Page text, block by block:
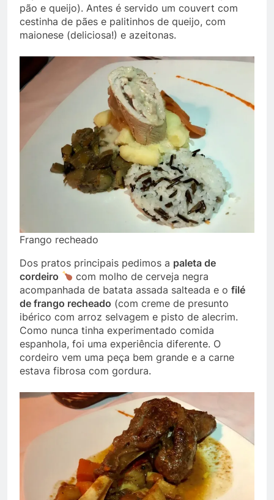
pão e queijo). Antes é servido um couvert com
cestinha de pães e palitinhos de queijo, com
maionese (deliciosa!) e azeitonas.
Frango recheado
Dos pratos principais pedimos a paleta de
cordeiro
com molho de cerveja negra
acompanhada de batata assada salteada e o filé
de frango recheado (com creme de presunto
ibérico com arroz selvagem e pisto de alecrim.
Como nunca tinha experimentado comida
espanhola, foi uma experiência diferente. O
cordeiro vem uma peça bem grande e a carne
estava fibrosa com gordura.